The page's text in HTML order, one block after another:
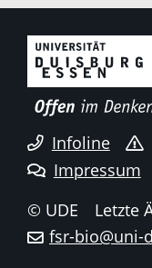
Infoline
Impressum
© UDE
Letzte
fsr-bio@uni-